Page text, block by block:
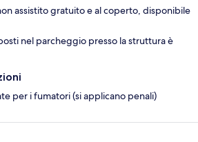
assistito gratuito e al coperto, disponibile
nel parcheggio presso la struttura è
per i fumatori (si applicano penali)